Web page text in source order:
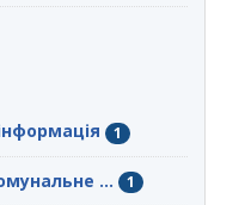
1
... 1